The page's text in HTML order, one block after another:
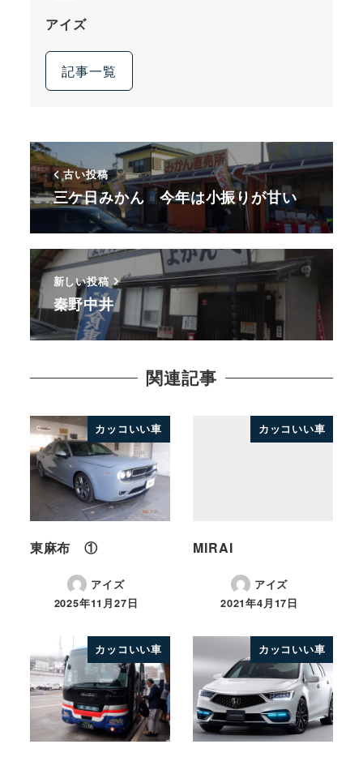
アイズ
記事一覧
古い投稿
三ケ日みかん 今年は小振りが甘い
新しい投稿
秦野中井
関連記事
カッコいい車
東麻布 ①
アイズ
2025年11月27日
カッコいい車
MIRAI
アイズ
2021年4月17日
カッコいい車 カッコいい車